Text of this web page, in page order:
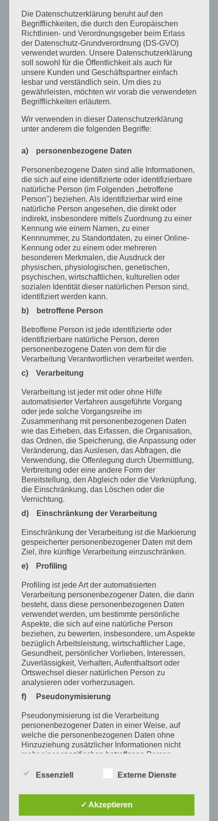
Prüfung
Termine
Veranstaltungen
Vortagsreihe
Vorträge
Archiv
Juni 2026
März 2026
Januar 2026
Dezember 2025
April 2025
März 2025
Februar 2025
Januar 2025
Dezember 2024
September 2024
August 2024
April 2024
März 2024
Januar 2024
Dezember 2023
November 2023
Oktober 2023
September 2023
Juli 2023
Juni 2023
Mai 2023
April 2023
März 2023
Februar 2023
Dezember 2022
November 2022
Oktober 2022
September 2022
August 2022
Juli 2022
April 2022
Februar 2022
Januar 2022
Dezember 2021
Oktober 2021
September 2021
März 2021
Dezember 2020
Die Datenschutzerklärung beruht auf den
Begrifflichkeiten, die durch den Europäischen
Richtlinien- und Verordnungsgeber beim Erlass
der Datenschutz-Grundverordnung (DS-GVO)
verwendet wurden. Unsere Datenschutzerklärung
soll sowohl für die Öffentlichkeit als auch für
unsere Kunden und Geschäftspartner einfach
lesbar und verständlich sein. Um dies zu
gewährleisten, möchten wir vorab die verwendeten
Begrifflichkeiten erläutern.
Wir verwenden in dieser Datenschutzerklärung
unter anderem die folgenden Begriffe:
a) personenbezogene Daten
Personenbezogene Daten sind alle Informationen,
die sich auf eine identifizierte oder identifizierbare
natürliche Person (im Folgenden „betroffene
Person") beziehen. Als identifizierbar wird eine
natürliche Person angesehen, die direkt oder
indirekt, insbesondere mittels Zuordnung zu einer
Kennung wie einem Namen, zu einer
Kennnummer, zu Standortdaten, zu einer Online-
Kennung oder zu einem oder mehreren
besonderen Merkmalen, die Ausdruck der
physischen, physiologischen, genetischen,
psychischen, wirtschaftlichen, kulturellen oder
sozialen Identität dieser natürlichen Person sind,
identifiziert werden kann.
b) betroffene Person
Betroffene Person ist jede identifizierte oder
identifizierbare natürliche Person, deren
personenbezogene Daten von dem für die
Verarbeitung Verantwortlichen verarbeitet werden.
c) Verarbeitung
Verarbeitung ist jeder mit oder ohne Hilfe
automatisierter Verfahren ausgeführte Vorgang
oder jede solche Vorgangsreihe im
Zusammenhang mit personenbezogenen Daten
wie das Erheben, das Erfassen, die Organisation,
das Ordnen, die Speicherung, die Anpassung oder
Veränderung, das Auslesen, das Abfragen, die
Verwendung, die Offenlegung durch Übermittlung,
Verbreitung oder eine andere Form der
Bereitstellung, den Abgleich oder die Verknüpfung,
die Einschränkung, das Löschen oder die
Vernichtung.
d) Einschränkung der Verarbeitung
Einschränkung der Verarbeitung ist die Markierung
gespeicherter personenbezogener Daten mit dem
Ziel, ihre künftige Verarbeitung einzuschränken.
e) Profiling
Profiling ist jede Art der automatisierten
Verarbeitung personenbezogener Daten, die darin
besteht, dass diese personenbezogenen Daten
verwendet werden, um bestimmte persönliche
Aspekte, die sich auf eine natürliche Person
beziehen, zu bewerten, insbesondere, um Aspekte
bezüglich Arbeitsleistung, wirtschaftlicher Lage,
Gesundheit, persönlicher Vorlieben, Interessen,
Zuverlässigkeit, Verhalten, Aufenthaltsort oder
Ortswechsel dieser natürlichen Person zu
analysieren oder vorherzusagen.
f) Pseudonymisierung
Pseudonymisierung ist die Verarbeitung
personenbezogener Daten in einer Weise, auf
welche die personenbezogenen Daten ohne
Hinzuziehung zusätzlicher Informationen nicht
mehr einer spezifischen betroffenen Person
zusätzlichen Informationen gesondert aufbewahrt
Maßnahmen unterliegen, die gewährleisten, dass
die personenbezogenen Daten nicht einer
Essenziell Externe Dienste
✓ Akzeptieren